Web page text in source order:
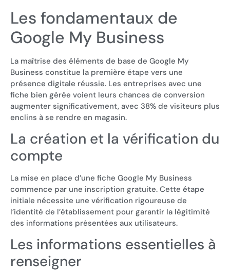
Les fondamentaux de
Google My Business
La maîtrise des éléments de base de Google My
Business constitue la première étape vers une
présence digitale réussie. Les entreprises avec une
fiche bien gérée voient leurs chances de conversion
augmenter significativement, avec 38% de visiteurs plus
enclins à se rendre en magasin.
La création et la vérification du
compte
La mise en place d’une fiche Google My Business
commence par une inscription gratuite. Cette étape
initiale nécessite une vérification rigoureuse de
l’identité de l’établissement pour garantir la légitimité
des informations présentées aux utilisateurs.
Les informations essentielles à
renseigner